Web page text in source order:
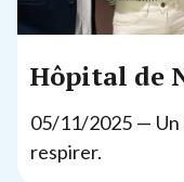
Hôpital de
05/11/2025 — Un
respirer.